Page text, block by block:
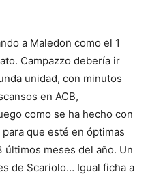
a Maledon como el 1
Campazzo debería ir
unidad, con minutos
en ACB,
como se ha hecho con
que esté en óptimas
meses del año. Un
de Scariolo… Igual ficha a